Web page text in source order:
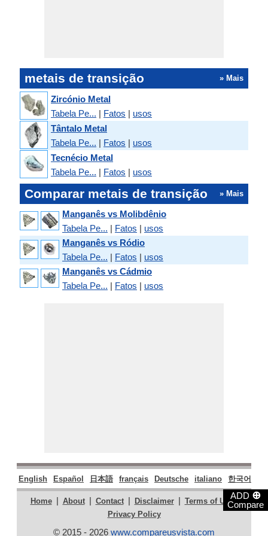
ADD ⊕
Compare
metais de transição » Mais
Zircónio Metal
Tabela Pe... | Fatos | usos
Tântalo Metal
Tabela Pe... | Fatos | usos
Tecnécio Metal
Tabela Pe... | Fatos | usos
Comparar metais de transição » Mais
Manganês vs Molibdênio
Tabela Pe... | Fatos | usos
Manganês vs Ródio
Tabela Pe... | Fatos | usos
Manganês vs Cádmio
Tabela Pe... | Fatos | usos
English Español 日本語 français Deutsche italiano 한국어
Home | About | Contact | Disclaimer | Terms of Use |
Privacy Policy
© 2015 - 2026 www.compareusvista.com